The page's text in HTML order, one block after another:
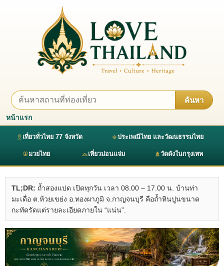
ค้นหา
หน้าแรก
เที่ยวทั่วไทย 77 จังหวัด ประเพณีไทย และวัฒนธรรมไทย
มวยไทย เที่ยวม่อนแจ่ม วัดดังในกรุงเทพ
TL;DR: ถ้ำสองแปด เปิดทุกวัน เวลา 08.00 – 17.00 น. บ้านท่า
มะเดื่อ ต.ห้วยเขย่ง อ.ทองผาภูมิ จ.กาญจนบุรี คือถ้ำหินปูนขนาด
กะทัดรัดแต่รายละเอียดภายใน “แน่น”.